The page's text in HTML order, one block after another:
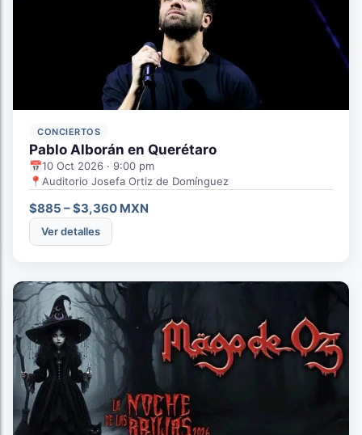
CONCIERTOS
Pablo Alborán en Querétaro
📅10 Oct 2026 · 9:00 pm
📍 Auditorio Josefa Ortiz de Domínguez
$885 – $3,360 MXN
Ver detalles